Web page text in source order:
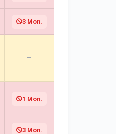
3 Mon.
—
1 Mon.
3 Mon.